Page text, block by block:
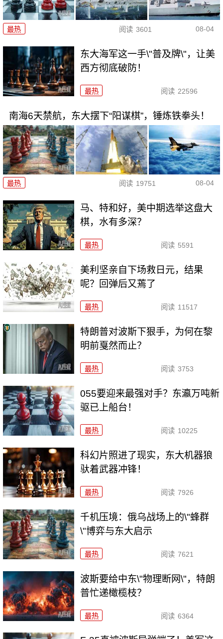
最热 阅读 3601 08-04
东大海军这一手\"普及牌\"，让美
西方彻底破防！
最热 阅读 22596
南海6天禁航，东大摆下“阳谋棋”，锤炼铁拳头！
最热 阅读 19751 08-04
马、特和好，美中期选举这盘大
棋，水有多深？
最热 阅读 5591
美利坚亲自下场救日元，结果
呢？回弹后又蔫了
最热 阅读 11517
特朗普对波斯下狠手，为何在黎
明前戛然而止？
最热 阅读 3753
055要迎来最强对手？东瀛万吨新
驱已上船台！
最热 阅读 10225
科幻片照进了现实，东大机器狼
驮着武器冲锋！
最热 阅读 7926
千机压境：俄乌战场上的\"蜂群
\"博弈与东大启示
最热 阅读 7621
波斯要给中东\"物理断网\"，特朗
普忙递橄榄枝？
最热 阅读 6364